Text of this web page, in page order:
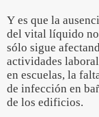
Y es que la
del vital líquido no
sólo sigue
actividades
en escuelas, la
de infección en
de los edificios.